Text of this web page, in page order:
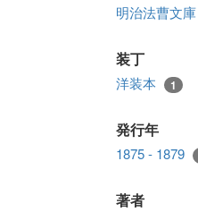
明治法曹文庫
装丁
洋装本 1
発行年
1875 - 1879
著者